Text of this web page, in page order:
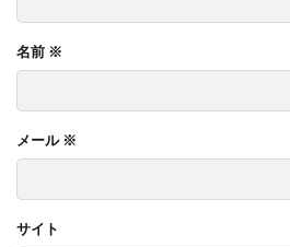
名前 ※
メール ※
サイト